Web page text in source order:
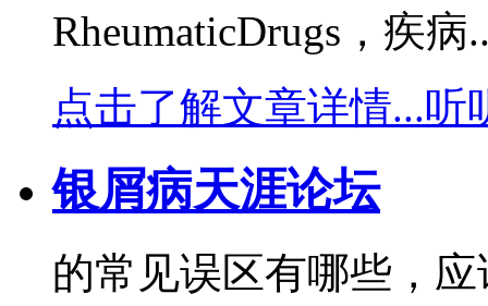
RheumaticDrugs，疾病
点击了解文章详情...听
银屑病天涯论坛
的常见误区有哪些，